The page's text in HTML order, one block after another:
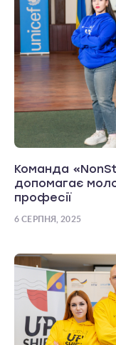
Команда
допомагає
професії
6 СЕРПНЯ, 2025